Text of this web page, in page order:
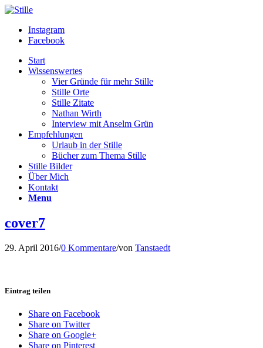
Instagram
Facebook
Start
Wissenswertes
Vier Gründe für mehr Stille
Stille Orte
Stille Zitate
Nathan Wirth
Interview mit Anselm Grün
Empfehlungen
Urlaub in der Stille
Bücher zum Thema Stille
Stille Bilder
Über Mich
Kontakt
Menu
cover7
29. April 2016/0 Kommentare/von Tanstaedt
Eintrag teilen
Share on Facebook
Share on Twitter
Share on Google+
Share on Pinterest